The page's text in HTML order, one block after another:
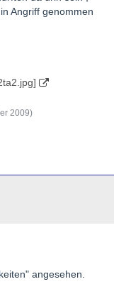
Angriff genommen
2009)
angesehen.